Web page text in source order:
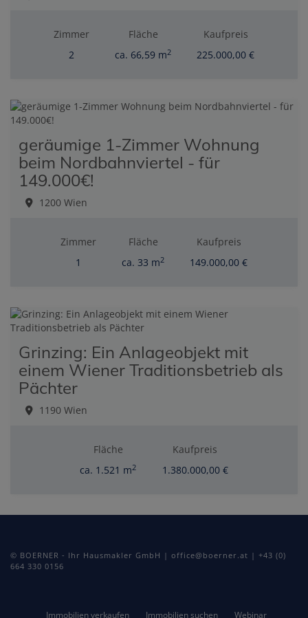
Zimmer
2
Fläche
ca. 66,59 m2
Kaufpreis
225.000,00 €
geräumige 1-Zimmer Wohnung
beim Nordbahnviertel - für
149.000€!
1200 Wien
Zimmer
1
Fläche
ca. 33 m2
Kaufpreis
149.000,00 €
Grinzing: Ein Anlageobjekt mit
einem Wiener Traditionsbetrieb als
Pächter
1190 Wien
Fläche
ca. 1.521 m2
Kaufpreis
1.380.000,00 €
© BOERNER - Ihr Hausmakler GmbH | office@boerner.at | +43 (0)
664 330 0156
Immobilien verkaufen Immobilien suchen Webinar